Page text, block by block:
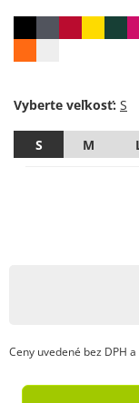
Vyberte veľkosť:
S M
Ceny uvedené bez DPH